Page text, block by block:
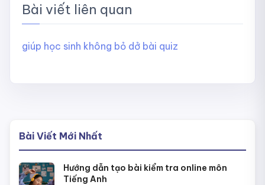
Bài viết liên quan
giúp học sinh không bỏ dở bài quiz
Bài Viết Mới Nhất
Hướng dẫn tạo bài kiểm tra online môn
Tiếng Anh